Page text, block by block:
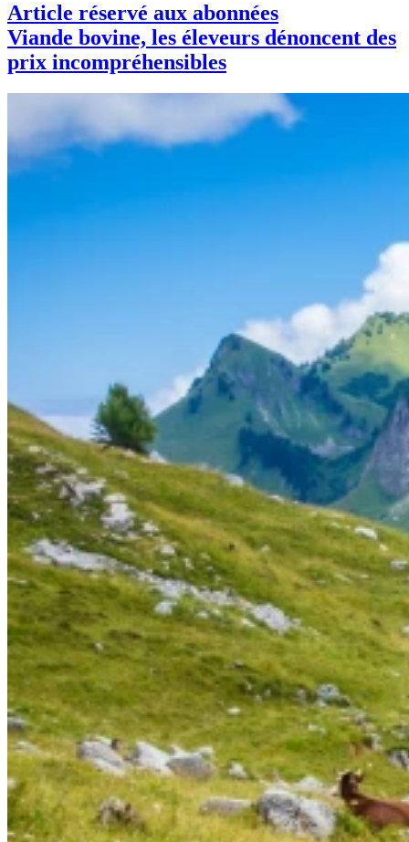
Article réservé aux abonnées
Viande bovine, les éleveurs dénoncent des
prix incompréhensibles